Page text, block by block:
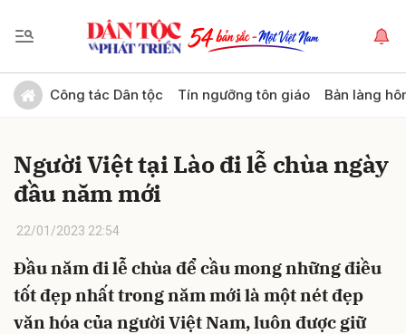
Công tác Dân tộc Tín ngưỡng tôn giáo Bản làng
Người Việt tại Lào đi lễ chùa ngày
đầu năm mới
22/01/2023 22:54
Đầu năm đi lễ chùa để cầu mong những điều
tốt đẹp nhất trong năm mới là một nét đẹp
văn hóa của người Việt Nam, luôn được giữ
Gửi bình luận
Hủy Gửi